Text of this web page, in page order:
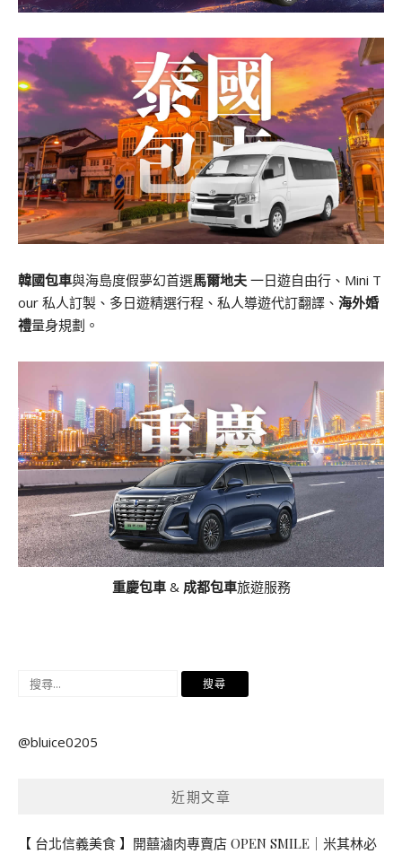
韓國包車與海島度假夢幻首選馬爾地夫 一日遊自由行、Mini T
our 私人訂製、多日遊精選行程、私人導遊代訂翻譯、 海外婚
禮量身規劃。
重慶包車& 成都包車旅遊服務
搜
鍵
@bluice0205
近期文章
【 台北信義美食 】開囍滷肉專賣店 OPEN SMILE｜米其林必